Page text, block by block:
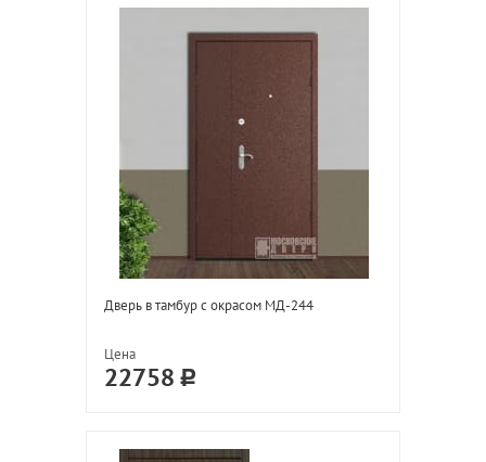
Дверь в тамбур с окрасом МД-244
Цена
22758